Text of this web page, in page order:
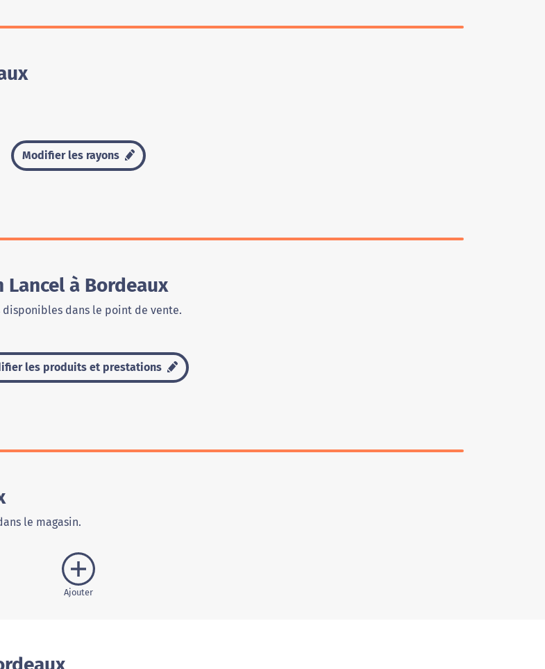
Modifier les rayons
à Bordeaux
dans le point de vente.
les produits et prestations
le magasin.
Ajouter